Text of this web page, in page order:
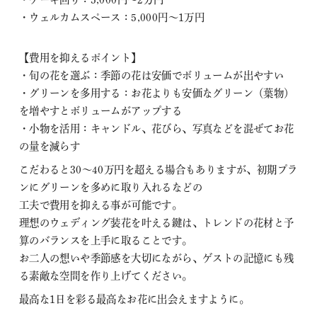
・ウェルカムスペース：5,000円～1万円
【費用を抑えるポイント】
・旬の花を選ぶ：季節の花は安価でボリュームが出やすい
・グリーンを多用する：お花よりも安価なグリーン（葉物）
を増やすとボリュームがアップする
・小物を活用：キャンドル、花びら、写真などを混ぜてお花
の量を減らす
こだわると30～40万円を超える場合もありますが、初期プラ
ンにグリーンを多めに取り入れるなどの
工夫で費用を抑える事が可能です。
理想のウェディング装花を叶える鍵は、トレンドの花材と予
算のバランスを上手に取ることです。
お二人の想いや季節感を大切にながら、ゲストの記憶にも残
る素敵な空間を作り上げてください。
最高な1日を彩る最高なお花に出会えますように。